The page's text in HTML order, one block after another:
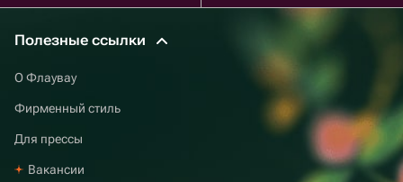
Полезные ссылки
О Флаувау
Фирменный стиль
Для прессы
Вакансии